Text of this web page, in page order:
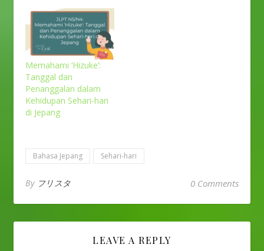
Memahami ‘Hizuke’:
Tanggal dan
Penanggalan dalam
Kehidupan Sehari-hari
di Jepang
Bahasa Jepang Sehari-hari
By フリスタ 0 Comments
LEAVE A REPLY